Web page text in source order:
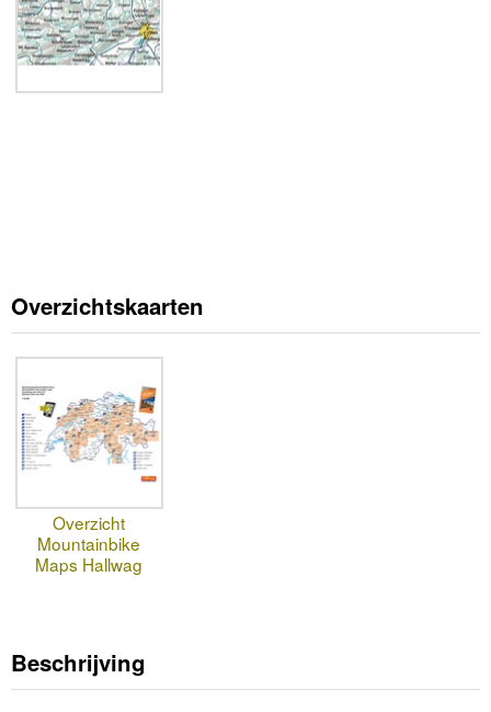
Overzichtskaarten
Overzicht
Mountainbike
Maps Hallwag
Beschrijving